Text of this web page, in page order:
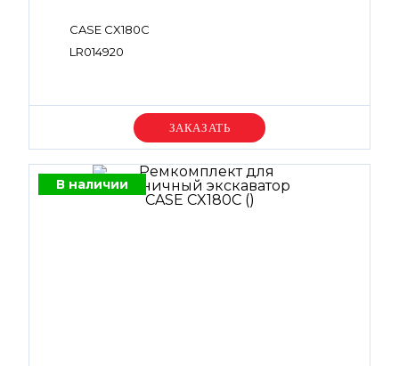
CASE CX180C
LR014920
Уточняйте цену
В наличии